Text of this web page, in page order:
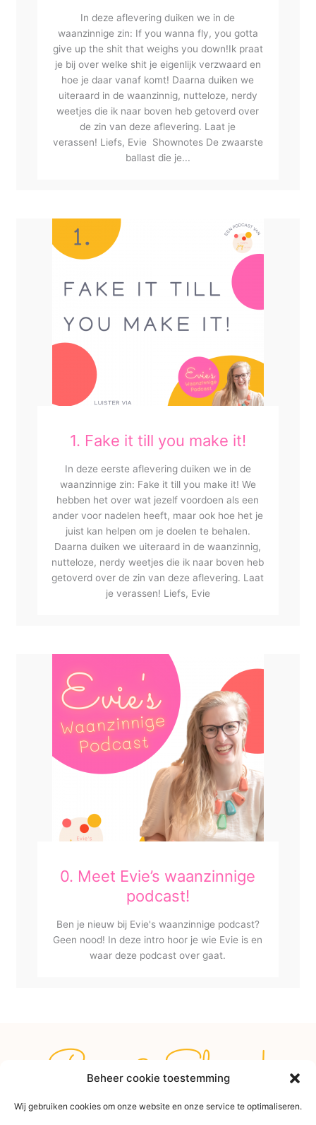
Beheer cookie toestemming
Wij gebruiken cookies om onze website en onze service te optimaliseren.
In deze aflevering duiken we in de
waanzinnige zin: If you wanna fly, you gotta
give up the shit that weighs you down!Ik praat
je bij over welke shit je eigenlijk verzwaard en
hoe je daar vanaf komt! Daarna duiken we
uiteraard in de waanzinnig, nutteloze, nerdy
weetjes die ik naar boven heb getoverd over
de zin van deze aflevering. Laat je
verassen! Liefs, Evie Shownotes De zwaarste
ballast die je...
1. Fake it till you make it!
In deze eerste aflevering duiken we in de
waanzinnige zin: Fake it till you make it! We
hebben het over wat jezelf voordoen als een
ander voor nadelen heeft, maar ook hoe het je
juist kan helpen om je doelen te behalen.
Daarna duiken we uiteraard in de waanzinnig,
nutteloze, nerdy weetjes die ik naar boven heb
getoverd over de zin van deze aflevering. Laat
je verassen! Liefs, Evie
0. Meet Evie’s waanzinnige
podcast!
Ben je nieuw bij Evie's waanzinnige podcast?
Geen nood! In deze intro hoor je wie Evie is en
waar deze podcast over gaat.
Rise & Shine!